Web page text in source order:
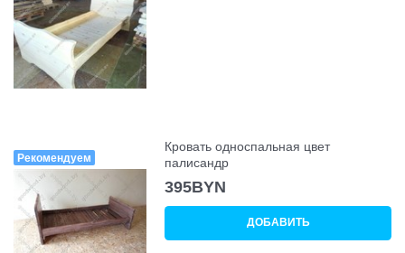
Рекомендуем
Кровать односпальная цвет
палисандр
395BYN
ДОБАВИТЬ